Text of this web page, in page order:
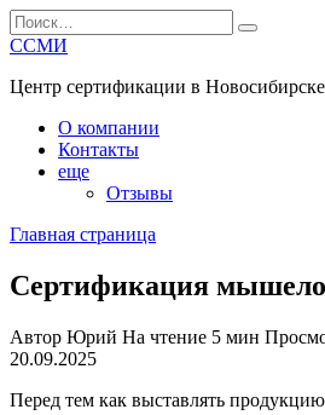
Перейти
к
Search
for:
ССМИ
Центр сертификации в Новосибирске
О компании
Контакты
еще
Отзывы
Главная страница
Сертификация
Автор Юрий На чтение 5 мин
20.09.2025
Перед тем как выставлять